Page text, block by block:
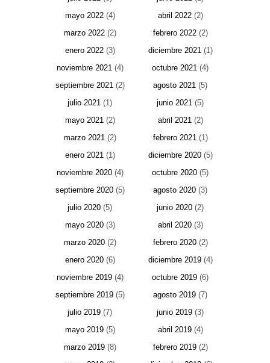
mayo 2022(4) abril 2022(2)
marzo 2022(2) febrero 2022(2)
enero 2022(3) diciembre 2021(1)
noviembre 2021(4) octubre 2021 (4)
septiembre 2021(2) agosto 2021 (5)
julio 2021 (1) junio 2021 (5)
mayo 2021(2) abril 2021(2)
marzo 2021(2) febrero 2021(1)
enero 2021(1) diciembre 2020(5)
noviembre 2020(4) octubre 2020 (5)
septiembre 2020(5) agosto 2020 (3)
julio 2020 (5) junio 2020 (2)
mayo 2020(3) abril 2020(3)
marzo 2020(2) febrero 2020(2)
enero 2020(6) diciembre 2019(4)
noviembre 2019(4) octubre 2019 (6)
septiembre 2019(5) agosto 2019 (7)
julio 2019 (7) junio 2019 (3)
mayo 2019(5) abril 2019(4)
marzo 2019(8) febrero 2019(2)